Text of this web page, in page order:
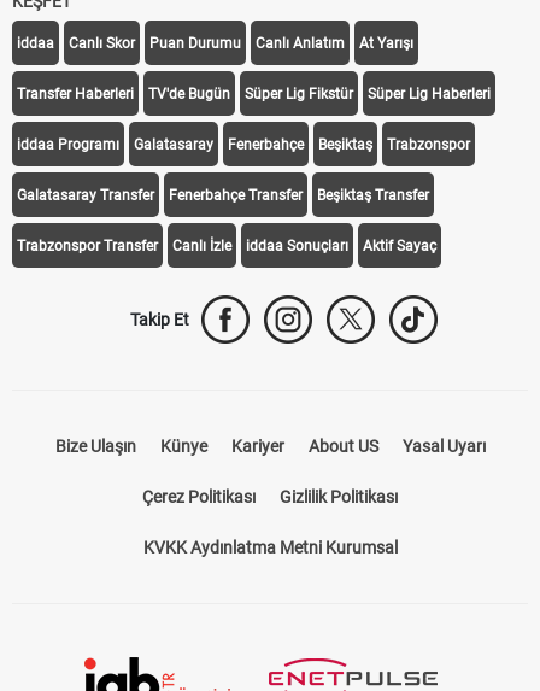
iddaa Canlı Skor Puan Durumu Canlı Anlatım At Yarışı
Transfer Haberleri TV'de Bugün Süper Lig Fikstür Süper Lig Haberleri
iddaa Programı Galatasaray Fenerbahçe Beşiktaş Trabzonspor
Galatasaray Transfer Fenerbahçe Transfer Beşiktaş Transfer
Trabzonspor Transfer Canlı İzle iddaa Sonuçları Aktif Sayaç
Takip Et
Bize Ulaşın Künye Kariyer About US Yasal Uyarı
Çerez Politikası Gizlilik Politikası
KVKK Aydınlatma Metni Kurumsal